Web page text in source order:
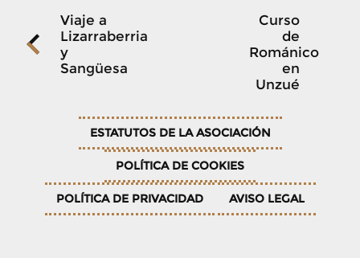
Navegación
de
entradas
Viaje a
Lizarraberria
y
Sangüesa
Curso
de
Románico
en
Unzué
ESTATUTOS DE LA ASOCIACIÓN
POLÍTICA DE COOKIES
POLÍTICA DE PRIVACIDAD AVISO LEGAL